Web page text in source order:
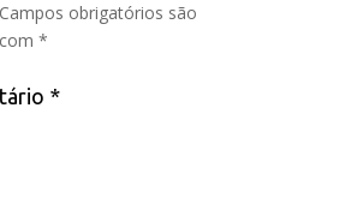
Campos obrigatórios são
*